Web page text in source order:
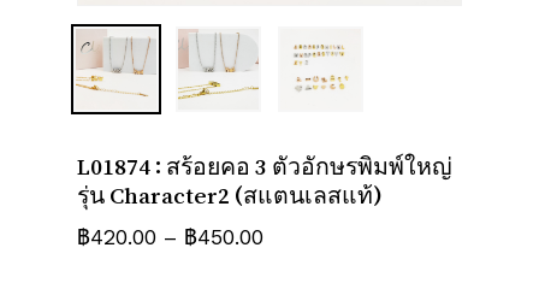
L01874 : สร้อยคอ 3 ตัวอักษรพิมพ์ใหญ่
รุ่น Character2 (สแตนเลสแท้)
฿420.00 – ฿450.00Price
อีเมล*
บันทึกชื่อ, อีเมล และชื่อเว็บไซต์ของฉัน
ครั้งถัดไป